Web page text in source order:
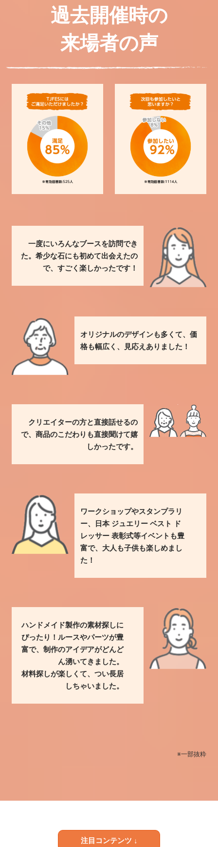
過去開催時の
来場者の声
一度にいろんなブースを訪問でき
た。希少な石にも初めて出会えたの
で、すごく楽しかったです！
オリジナルのデザインも多くて、価
格も幅広く、見応えありました！
クリエイターの方と直接話せるの
で、商品のこだわりも直接聞けて嬉
しかったです。
ワークショップやスタンプラリ
ー、日本 ジュエリー ベスト ド
レッサー 表彰式等イベントも豊
富で、大人も子供も楽しめまし
た！
ハンドメイド製作の素材探しに
ぴったり！ルースやパーツが豊
富で、制作のアイデアがどんど
ん湧いてきました。
材料探しが楽しくて、つい長居
しちゃいました。
※一部抜粋
注目コンテンツ ↓